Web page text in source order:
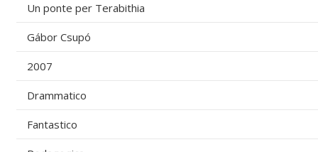
Un ponte per Terabithia
Gábor Csupó
2007
Drammatico
Fantastico